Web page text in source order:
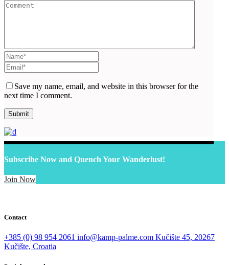
Save my name, email, and website in this browser for the
next time I comment.
Subscribe Now and Quench Your Wanderlust!
Join Now
Contact
+385 (0) 98 954 2061 info@kamp-palme.com Kučište 45, 20267
Kučište, Croatia